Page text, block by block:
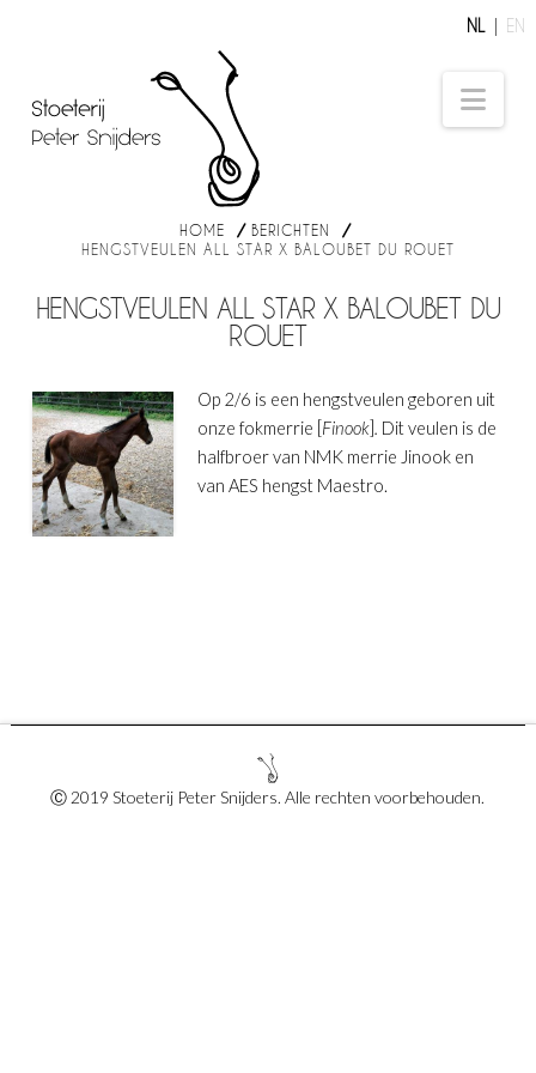
NL EN
HOMEBERICHTEN
HENGSTVEULEN ALL STAR X BALOUBET DU ROUET
HENGSTVEULEN ALL STAR X BALOUBET DU
ROUET
Op 2/6 is een hengstveulen geboren uit
onze fokmerrie [Finook]. Dit veulen is de
halfbroer van NMK merrie Jinook en
van AES hengst Maestro.
Ⓒ 2019 Stoeterij Peter Snijders. Alle rechten voorbehouden.